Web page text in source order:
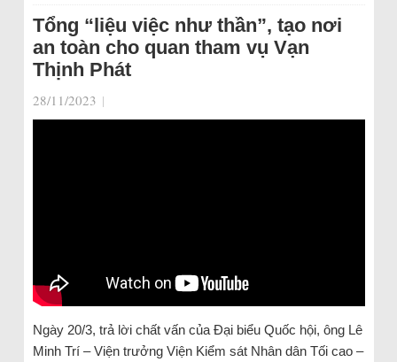
Tổng “liệu việc như thần”, tạo nơi
an toàn cho quan tham vụ Vạn
Thịnh Phát
28/11/2023 |
Ngày 20/3, trả lời chất vấn của Đại biểu Quốc hội, ông Lê
Minh Trí – Viện trưởng Viện Kiểm sát Nhân dân Tối cao –